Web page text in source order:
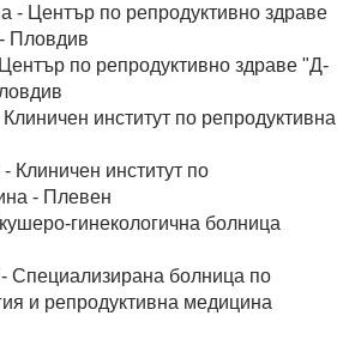
- Център по репродуктивно здраве
Пловдив
по репродуктивно здраве "Д-
институт по репродуктивна
институт по
- Плевен
гинекологична болница
Специализирана болница по
и репродуктивна медицина